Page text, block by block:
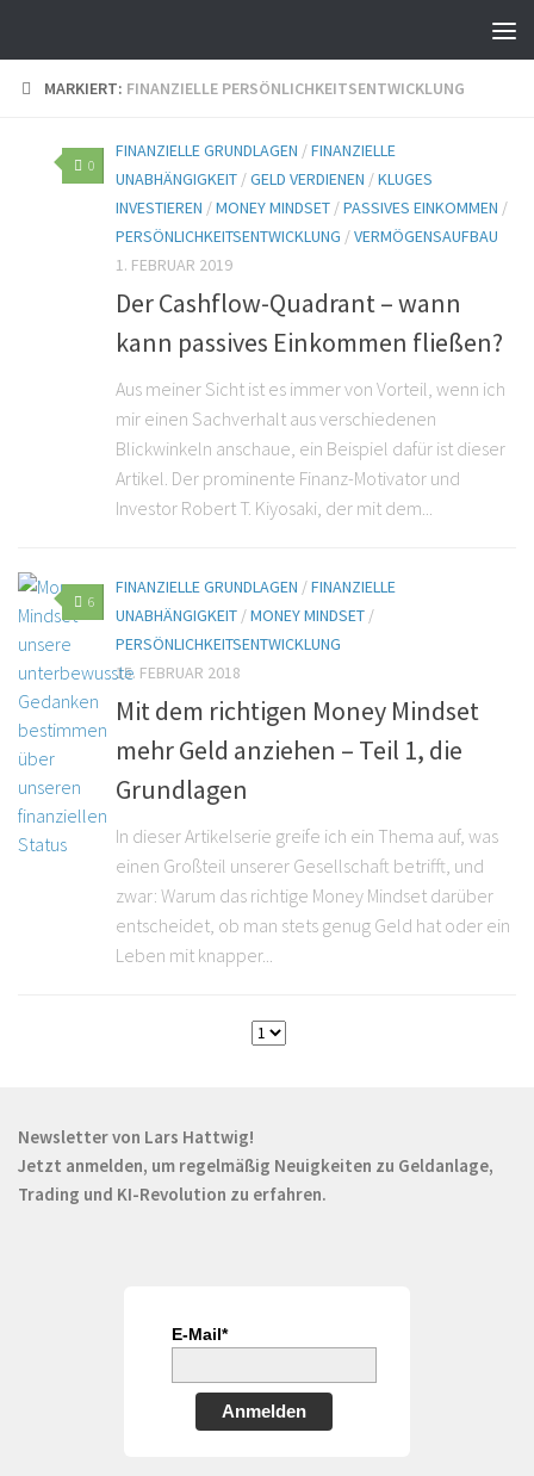
MARKIERT: FINANZIELLE PERSÖNLICHKEITSENTWICKLUNG
0
FINANZIELLE GRUNDLAGEN /FINANZIELLE
UNABHÄNGIGKEIT /GELD VERDIENEN /KLUGES
INVESTIEREN /MONEY MINDSET /PASSIVES EINKOMMEN /
PERSÖNLICHKEITSENTWICKLUNG /VERMÖGENSAUFBAU
1. FEBRUAR 2019
Der Cashflow-Quadrant – wann
kann passives Einkommen fließen?
Aus meiner Sicht ist es immer von Vorteil, wenn ich
mir einen Sachverhalt aus verschiedenen
Blickwinkeln anschaue, ein Beispiel dafür ist dieser
Artikel. Der prominente Finanz-Motivator und
Investor Robert T. Kiyosaki, der mit dem...
6
FINANZIELLE GRUNDLAGEN /FINANZIELLE
UNABHÄNGIGKEIT /MONEY MINDSET /
PERSÖNLICHKEITSENTWICKLUNG
15. FEBRUAR 2018
Mit dem richtigen Money Mindset
mehr Geld anziehen – Teil 1, die
Grundlagen
In dieser Artikelserie greife ich ein Thema auf, was
einen Großteil unserer Gesellschaft betrifft, und
zwar: Warum das richtige Money Mindset darüber
entscheidet, ob man stets genug Geld hat oder ein
Leben mit knapper...
Newsletter von Lars Hattwig!
Jetzt anmelden, um regelmäßig Neuigkeiten zu Geldanlage,
Trading und KI-Revolution zu erfahren.
E-Mail*
Anmelden